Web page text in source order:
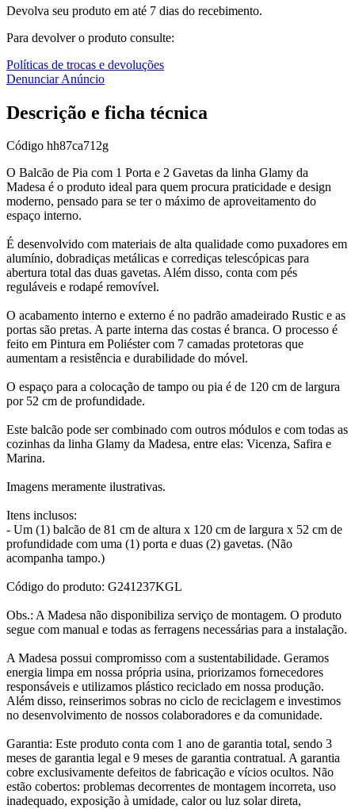
Devolva seu produto em até 7 dias do recebimento.
Para devolver o produto consulte:
Políticas de trocas e devoluções
Denunciar Anúncio
Descrição e ficha técnica
Código hh87ca712g
O Balcão de Pia com 1 Porta e 2 Gavetas da linha Glamy da
Madesa é o produto ideal para quem procura praticidade e design
moderno, pensado para se ter o máximo de aproveitamento do
espaço interno.
É desenvolvido com materiais de alta qualidade como puxadores em
alumínio, dobradiças metálicas e corrediças telescópicas para
abertura total das duas gavetas. Além disso, conta com pés
reguláveis e rodapé removível.
O acabamento interno e externo é no padrão amadeirado Rustic e as
portas são pretas. A parte interna das costas é branca. O processo é
feito em Pintura em Poliéster com 7 camadas protetoras que
aumentam a resistência e durabilidade do móvel.
O espaço para a colocação de tampo ou pia é de 120 cm de largura
por 52 cm de profundidade.
Este balcão pode ser combinado com outros módulos e com todas as
cozinhas da linha Glamy da Madesa, entre elas: Vicenza, Safira e
Marina.
Imagens meramente ilustrativas.
Itens inclusos:
- Um (1) balcão de 81 cm de altura x 120 cm de largura x 52 cm de
profundidade com uma (1) porta e duas (2) gavetas. (Não
acompanha tampo.)
Código do produto: G241237KGL
Obs.: A Madesa não disponibiliza serviço de montagem. O produto
segue com manual e todas as ferragens necessárias para a instalação.
A Madesa possui compromisso com a sustentabilidade. Geramos
energia limpa em nossa própria usina, priorizamos fornecedores
responsáveis e utilizamos plástico reciclado em nossa produção.
Além disso, reinserimos sobras no ciclo de reciclagem e investimos
no desenvolvimento de nossos colaboradores e da comunidade.
Garantia: Este produto conta com 1 ano de garantia total, sendo 3
meses de garantia legal e 9 meses de garantia contratual. A garantia
cobre exclusivamente defeitos de fabricação e vícios ocultos. Não
estão cobertos: problemas decorrentes de montagem incorreta, uso
inadequado, exposição à umidade, calor ou luz solar direta,